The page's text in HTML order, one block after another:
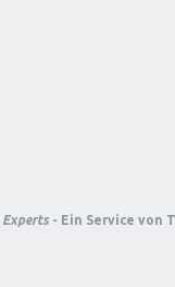
Experts - Ein Service von